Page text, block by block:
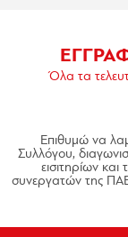
Όλα τα
Επιθυμώ να
Συλλόγου,
εισιτηρίων
συνεργατών της